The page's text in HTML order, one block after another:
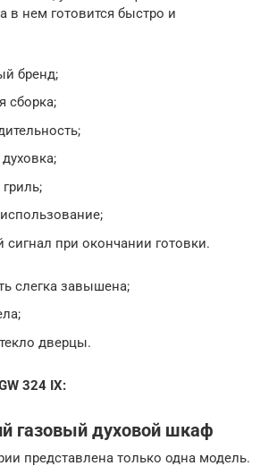
в нем готовится быстро и
бренд;
сборка;
сигнал при окончании готовки.
слегка завышена;
дверцы.
324 IX:
газовый духовой шкаф
представлена только одна модель.